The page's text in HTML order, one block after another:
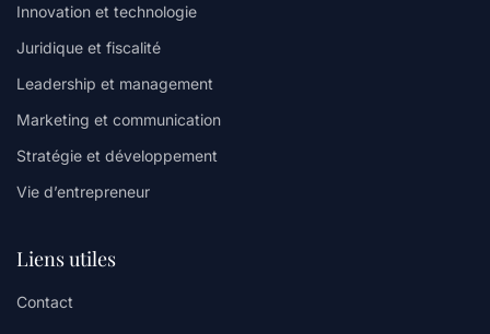
Innovation et technologie
Juridique et fiscalité
Leadership et management
Marketing et communication
Stratégie et développement
Vie d’entrepreneur
Liens utiles
Contact